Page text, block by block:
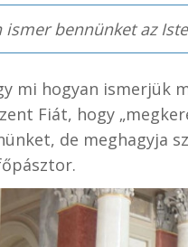
ismer bennünket az
mi hogyan ismerjük
Fiát, hogy
de meghagyja